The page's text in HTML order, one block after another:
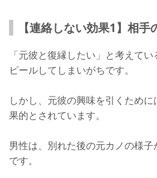
【連絡しない効果1】相手
「元彼と復縁したい」と考えて
ピールしてしまいがちです。
しかし、元彼の興味を引くため
果的とされています。
男性は、別れた後の元カノの様
です。